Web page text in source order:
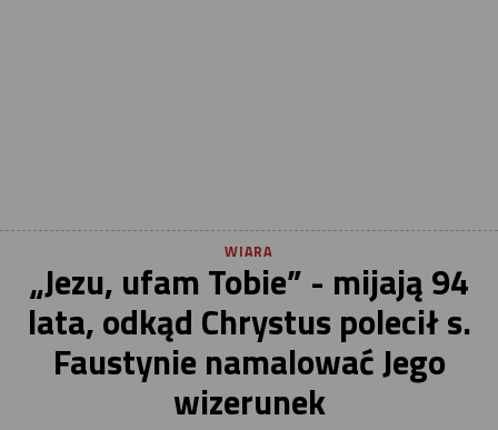
WIARA
„Jezu, ufam Tobie” - mijają 94
lata, odkąd Chrystus polecił s.
Faustynie namalować Jego
wizerunek